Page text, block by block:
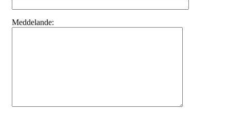
Meddelande: